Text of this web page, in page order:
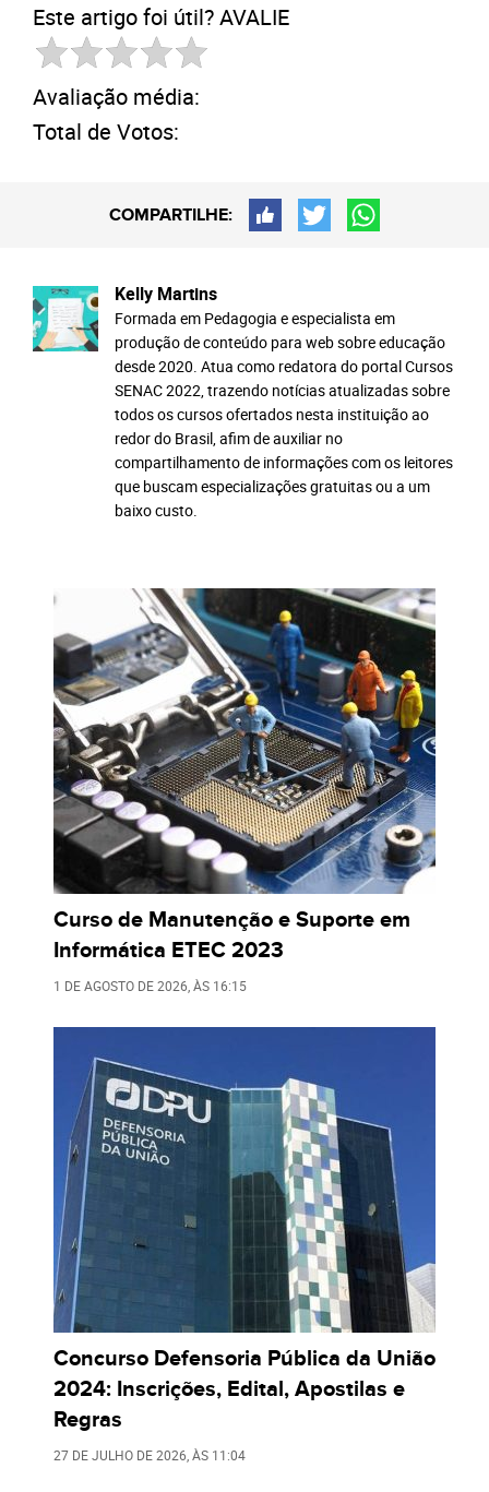
Este artigo foi útil? AVALIE
Avaliação média:
Total de Votos:
COMPARTILHE:
Kelly Martins
Formada em Pedagogia e especialista em
produção de conteúdo para web sobre educação
desde 2020. Atua como redatora do portal Cursos
SENAC 2022, trazendo notícias atualizadas sobre
todos os cursos ofertados nesta instituição ao
redor do Brasil, afim de auxiliar no
compartilhamento de informações com os leitores
que buscam especializações gratuitas ou a um
baixo custo.
Curso de Manutenção e Suporte em
Informática ETEC 2023
1 DE AGOSTO DE 2026 , ÀS 16:15
Concurso Defensoria Pública da União
2024: Inscrições, Edital, Apostilas e
Regras
27 DE JULHO DE 2026 , ÀS 11:04